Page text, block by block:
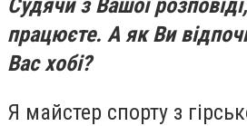
Судячи з Вашої
працюєте. А як Ви
Вас хобі?
Я майстер спорту з